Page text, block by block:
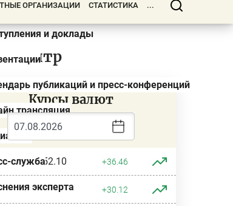
ОРГАНИЗАЦИИ СТАТИСТИКА ...
центр
и тендеры
и доклады
публикаций и пресс-конференций
трансляция
служба
эксперта
Курсы валют
= 11952.10 +36.46
= 13779.58 +30.12